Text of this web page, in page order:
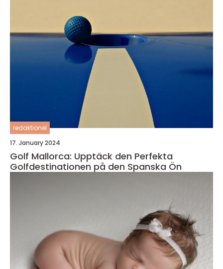
redaktionel
17. January 2024
Golf Mallorca: Upptäck den Perfekta
Golfdestinationen på den Spanska Ön